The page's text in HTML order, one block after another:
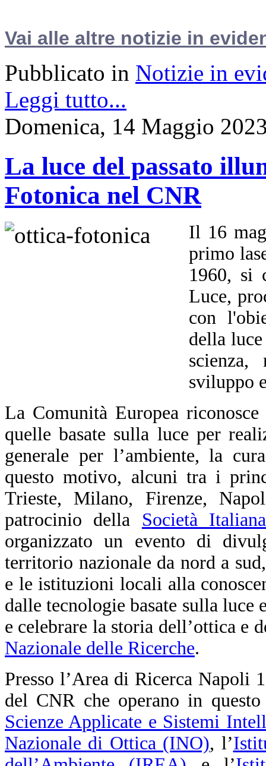
Vai alle altre notizie in
Pubblicato in Notizie in
Leggi tutto...
Domenica, 14 Maggio
La luce del passato
Fotonica nel CNR
Il 16
primo
1960, si
Luce,
con
della
scienza,
sviluppo
La Comunità Europea
quelle basate sulla luce per
generale per l’ambiente, la
questo motivo, alcuni tra i
Trieste, Milano, Firenze,
patrocinio della Società
organizzato un evento di
territorio nazionale da nord a
e le istituzioni locali alla
dalle tecnologie basate sulla
e celebrare la storia dell’ottica e
Nazionale delle Ricerche.
Presso l’Area di Ricerca
del CNR che operano in
Scienze Applicate e Sistemi
Nazionale di Ottica (INO), l’